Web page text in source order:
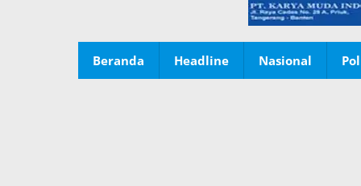
Beranda Headline Nasional